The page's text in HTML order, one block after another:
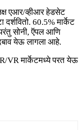
एआर/व्हीआर हेडसेट
60.5% मार्केट
सोनी, ऍपल आणि
येऊ लागला आहे.
VR मार्केटमध्ये परत येऊ